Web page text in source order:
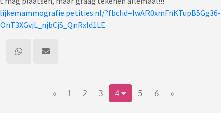
?fbclid=IwAR0xmFnKTupB5Gg36-
« 1 2 3 4 5 6 »